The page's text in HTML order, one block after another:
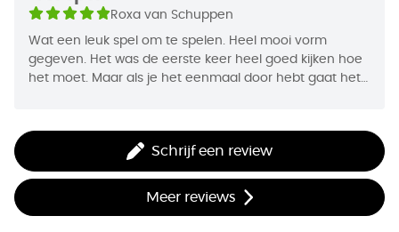
Roxa van Schuppen
Wat een leuk spel om te spelen. Heel mooi vorm
gegeven. Het was de eerste keer heel goed kijken hoe
het moet. Maar als je het eenmaal door hebt gaat het
Schrijf een review
Meer reviews